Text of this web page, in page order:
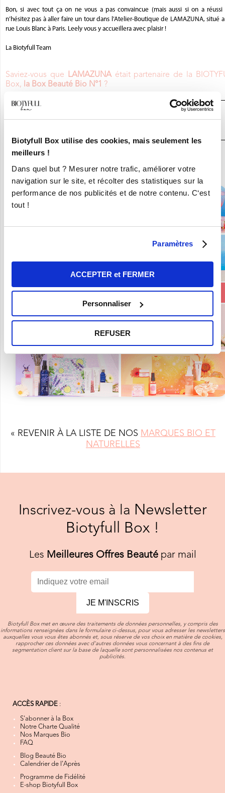
Biotyfull Box utilise des cookies, mais seulement les
meilleurs !
Dans quel but ? Mesurer notre trafic, améliorer votre
navigation sur le site, et récolter des statistiques sur la
performance de nos publicités et de notre contenu. C‘est
tout !
Paramètres
ACCEPTER et FERMER
Personnaliser
REFUSER
Bon, si avec tout ça on ne vous a pas convaincue (mais aussi si on a réussi
n’hésitez pas à aller faire un tour dans l’Atelier-Boutique de LAMAZUNA, situé
rue Louis Blanc à Paris. Leely vous y accueillera avec plaisir !
La Biotyfull Team
Saviez-vous que LAMAZUNAétait partenaire de la
Box,
la Box Beauté Bio N°1 ?
JE DÉCOUVRE LA BOX BEAUTÉ BIO
En ce moment :
Craquez pour vos 8 Nouvelles Box pour 9,90€ seulement !
« REVENIR À LA LISTE DE NOS MARQUES BIO ET
NATURELLES
Inscrivez-vous à la Newsletter
Biotyfull Box !
Les Meilleures Offres Beautépar mail
JE M'INSCRIS
Biotyfull Box met en œuvre des traitements de données personnelles, y compris des
informations renseignées dans le formulaire ci-dessus, pour vous adresser les newsletters
auxquelles vous vous êtes abonnés et, sous réserve de vos choix en matière de cookies,
rapprocher ces données avec d’autres données vous concernant à des fins de
segmentation client sur la base de laquelle sont personnalisées nos contenus et
publicités.
ACCÈS RAPIDE :
S'abonner à la Box
Notre Charte Qualité
Nos Marques Bio
FAQ
Blog Beauté Bio
Calendrier de l'Après
Programme de Fidélité
E-shop Biotyfull Box